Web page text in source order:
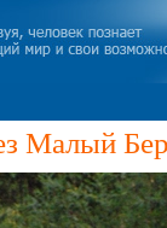
Малый